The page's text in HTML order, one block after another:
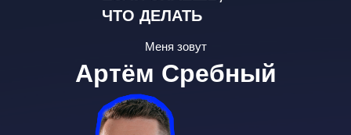
Меня зовут
ЧТО ДЕЛАТЬ
Артём Сребный